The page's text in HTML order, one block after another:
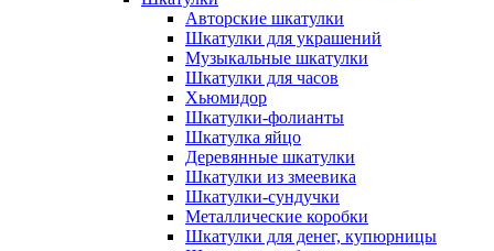
Авторские шкатулки
Шкатулки для украшений
Музыкальные шкатулки
Шкатулки для часов
Хьюмидор
Шкатулки-фолианты
Шкатулка яйцо
Деревянные шкатулки
Шкатулки из змеевика
Шкатулки-сундучки
Металлические коробки
Шкатулки для денег, купюрницы